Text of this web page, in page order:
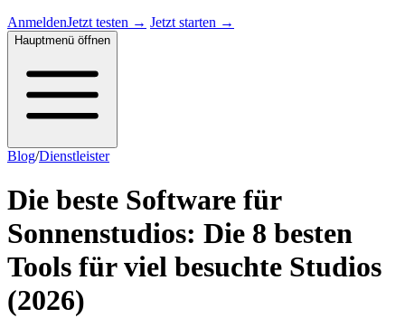
AnmeldenJetzt testen → Jetzt starten →
Hauptmenü öffnen
Blog/Dienstleister
Die beste Software für
Sonnenstudios: Die 8 besten
Tools für viel besuchte Studios
(2026)